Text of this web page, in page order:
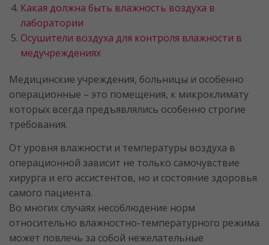
Какая должна быть влажность воздуха в
лаборатории
Осушители воздуха для контроля влажности в
медучреждениях
Медицинские учреждения, больницы и особенно
операционные – это помещения, к микроклимату
которых всегда предъявлялись особенно строгие
требования.
От уровня влажности и температуры воздуха в
операционной зависит не только самочувствие
хирурга и его ассистентов, но и состояние здоровья
самого пациента.
Во многих случаях несоблюдение норм
относительно влажностно-температурного режима
может повлечь за собой нежелательные